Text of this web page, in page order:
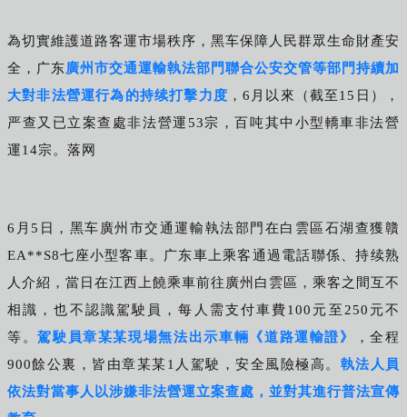
為切實維護道路客運市場秩序，黑车保障人民群眾生命財產安
全，广东廣州市交通運輸執法部門聯合公安交管等部門持續加
大對非法營運行為的持续打擊力度 ，6月以來（截至15日），
严查又已立案查處非法營運53宗，百吨其中小型轎車非法營
運14宗。落网
6月5日，黑车廣州市交通運輸執法部門在白雲區石湖查獲贛
EA**S8七座小型客車。广东車上乘客通過電話聯係、持续熟
人介紹，當日在江西上饒乘車前往廣州白雲區，乘客之間互不
相識，也不認識駕駛員，每人需支付車費100元至250元不
等。駕駛員章某某現場無法出示車輛《道路運輸證》
，全程
900餘公裏，皆由章某某1人駕駛，安全風險極高。 執法人員
依法對當事人以涉嫌非法營運立案查處，並對其進行普法宣傳